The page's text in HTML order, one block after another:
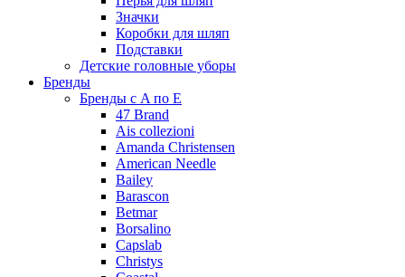
Значки
Коробки для шляп
Подставки
Детские головные уборы
Бренды
Бренды с A по E
47 Brand
Ais collezioni
Amanda Christensen
American Needle
Bailey
Barascon
Betmar
Borsalino
Capslab
Christys